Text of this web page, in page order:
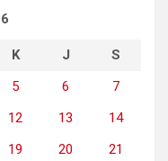
K J
S
5 6
7
12 13
14
19 20
21